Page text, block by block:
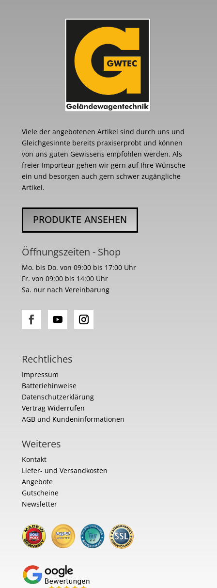
Viele der angebotenen Artikel sind durch uns und
Gleichgesinnte bereits praxiserprobt und können
von uns guten Gewissens empfohlen werden. Als
freier Importeur gehen wir gern auf Ihre Wünsche
ein und besorgen auch gern schwer zugängliche
Artikel.
PRODUKTE ANSEHEN
Öffnungszeiten - Shop
Mo. bis Do. von 09:00 bis 17:00 Uhr
Fr. von 09:00 bis 14:00 Uhr
Sa. nur nach Vereinbarung
Rechtliches
Impressum
Batteriehinweise
Datenschutzerklärung
Vertrag Widerrufen
AGB und Kundeninformationen
Weiteres
Kontakt
Liefer- und Versandkosten
Angebote
Gutscheine
Newsletter